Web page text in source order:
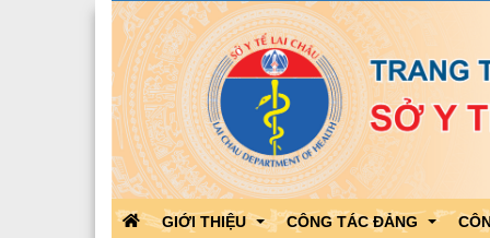
GIỚI THIỆU CÔNG TÁC ĐẢNG